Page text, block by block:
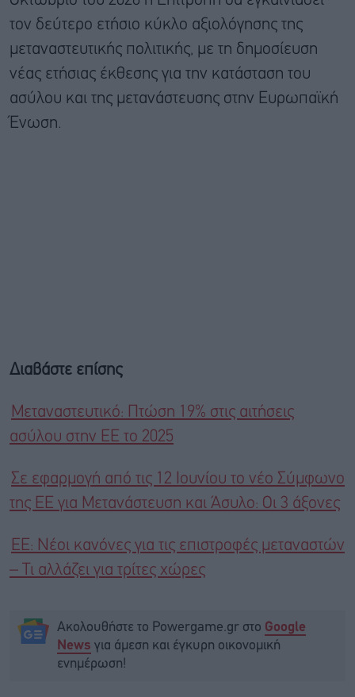
τον δεύτερο ετήσιο κύκλο αξιολόγησης της
μεταναστευτικής πολιτικής, με τη δημοσίευση
νέας ετήσιας έκθεσης για την κατάσταση του
ασύλου και της μετανάστευσης στην Ευρωπαϊκή
Ένωση.
Διαβάστε επίσης
Μεταναστευτικό: Πτώση 19% στις αιτήσεις
ασύλου στην ΕΕ το 2025
Σε εφαρμογή από τις 12 Ιουνίου το νέο Σύμφωνο
της ΕΕ για Μετανάστευση και Άσυλο: Οι 3 άξονες
ΕΕ: Νέοι κανόνες για τις επιστροφές μεταναστών
– Τι αλλάζει για τρίτες χώρες
Ακολουθήστε το Powergame.gr στο Google
News για άμεση και έγκυρη οικονομική
ενημέρωση!